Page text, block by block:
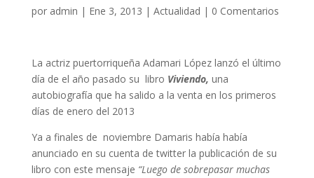
por admin | Ene 3, 2013 | Actualidad | 0 Comentarios
La actriz puertorriqueña Adamari López lanzó el último
día de el año pasado su libro Viviendo, una
autobiografía que ha salido a la venta en los primeros
días de enero del 2013
Ya a finales de noviembre Damaris había había
anunciado en su cuenta de twitter la publicación de su
libro con este mensaje “Luego de sobrepasar muchas